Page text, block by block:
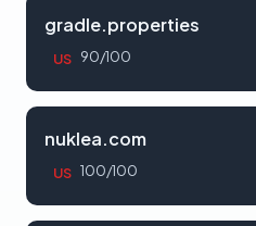
gradle.properties
US 90/100
nuklea.com
US 100/100